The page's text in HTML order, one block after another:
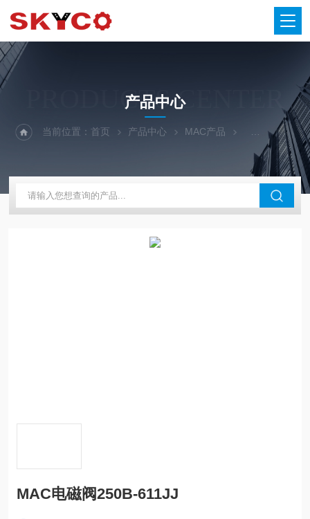
PRODUCTS CENTER
产品中心
当前位置：首页 产品中心 MAC产品 MAC电磁阀
MAC电磁阀250B-611JJ